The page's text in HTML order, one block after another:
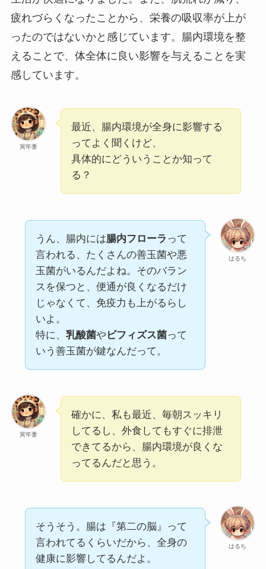
疲れづらくなったことから、栄養の吸収率が上が
ったのではないかと感じています。腸内環境を整
えることで、体全体に良い影響を与えることを実
感しています。
寅年妻
最近、腸内環境が全身に影響する
ってよく聞くけど、
具体的にどういうことか知って
る？
はるち
うん、腸内には腸内フローラ って
言われる、たくさんの善玉菌や悪
玉菌がいるんだよね。そのバラン
スを保つと、便通が良くなるだけ
じゃなくて、免疫力も上がるらし
いよ。
特に、 乳酸菌や ビフィズス菌って
いう善玉菌が鍵なんだって。
寅年妻
確かに、私も最近、毎朝スッキリ
してるし、外食してもすぐに排泄
できてるから、腸内環境が良くな
ってるんだと思う。
はるち
そうそう。腸は『第二の脳』って
言われてるくらいだから、全身の
健康に影響してるんだよ。